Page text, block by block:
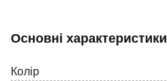
Основні характеристики
Колiр